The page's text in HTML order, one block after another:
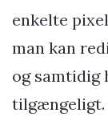
enkelte
man kan
og samtidig
tilgængeligt.